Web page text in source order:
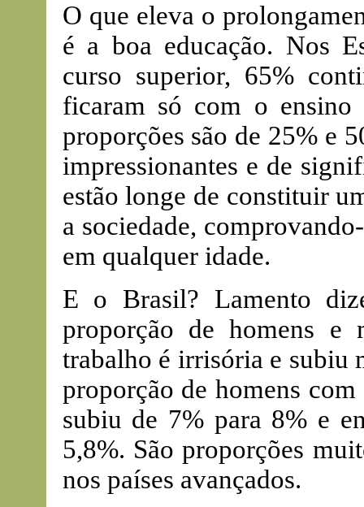
O que eleva o
é a boa educação. Nos
curso superior, 65%
ficaram só com o ensino
proporções são de 25% e
impressionantes e de
estão longe de constituir
a sociedade,
em qualquer idade.
E o Brasil? Lamento
proporção de homens e
trabalho é irrisória e subiu
proporção de homens
subiu de 7% para 8% e
5,8%. São proporções
nos países avançados.